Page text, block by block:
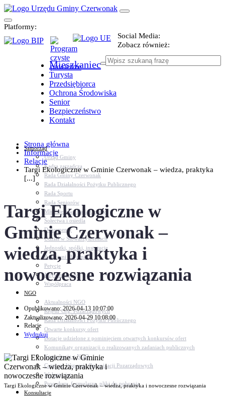
Platformy:
Social Media:
Zobacz również:
Mieszkaniec
Turysta
Przedsiębiorca
Ochrona Środowiska
Senior
Bezpieczeństwo
Kontakt
Samorząd
Urząd Gminy
Kadra zarządcza
Rada Gminy Czerwonak
Rada Działalności Pożytku Publicznego
Rada Sportu
Rada Seniorów
Młodzieżowa Rada Gminy
Sołectwa i osiedla
Dokumenty
Udział w Stowarzyszeniach
Jednostki, spółki, instytucje
Zasłużeni dla gminy
Petycje
Język migowy
Współpraca
NGO
Aktualności NGO
Rejestr Org. Pozarządowych
Rada Działalności Pożytku Publicznego
Otwarte konkursy ofert
Dotacje udzielone z pominięciem otwartych konkursów ofert
Komunikaty organizacji o realizowanych zadaniach publicznych
Konsultacje z NGO
Centrum Wsparcia Organizacji Pozarządowych
Wolontariat
Procedury, formularze, pliki do pobrania
Konsultacje
Strona główna
Informacje
Relacje
Targi Ekologiczne w Gminie Czerwonak – wiedza, praktyka
[...]
Targi Ekologiczne w
Gminie Czerwonak –
wiedza, praktyka i
nowoczesne rozwiązania
Opublikowano: 2026-04-13 10:07:00
Zaktualizowano: 2026-04-29 10:08:00
Relacje
Wydrukuj
Targi Ekologiczne w Gminie Czerwonak – wiedza, praktyka i nowoczesne rozwiązania